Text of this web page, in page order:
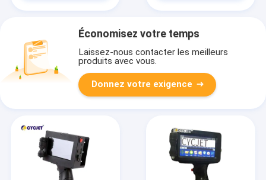
Économisez votre temps
Laissez-nous contacter les meilleurs
produits avec vous.
Donnez votre exigence